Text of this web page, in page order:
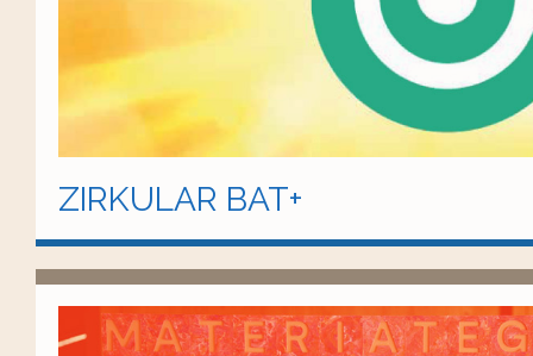
ZIRKULAR BAT+